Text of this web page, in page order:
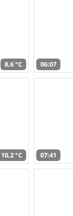
8,6 °C 06:07
10,2 °C 07:41